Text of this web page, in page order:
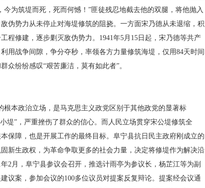
今为筑堤而死，死而何憾！”匪徒残忍地截去他的双腿，将他抛入
伪势力从未停止对海堤修筑的阻挠。一方面宋乃德从未退缩，积
程修建，逐步剿灭敌伪势力。 1941年5月 15 日起，宋乃德等共产
用战争间隙，争分夺秒，率领各方力量修筑海堤，仅用84天时间
众纷纷感叹“艰苦廉洁，莫有如此者”。
根本政治立场，是马克思主义政党区别于其他政党的显著标
堤”，严重挫伤了群众的信心。而人民立场贯穿宋公堤修筑全
保障，也是开展工作的最终目标。阜宁县抗日民主政府刚成立的
新生政权，为革命争取更多的社会力量，决定将修堤作为解决沿
年2月，阜宁县参议会召开，推选计雨亭为参议长，杨芷江等为副
议案，参加会议的100多位议员对提案反复辩论。提案经会议通